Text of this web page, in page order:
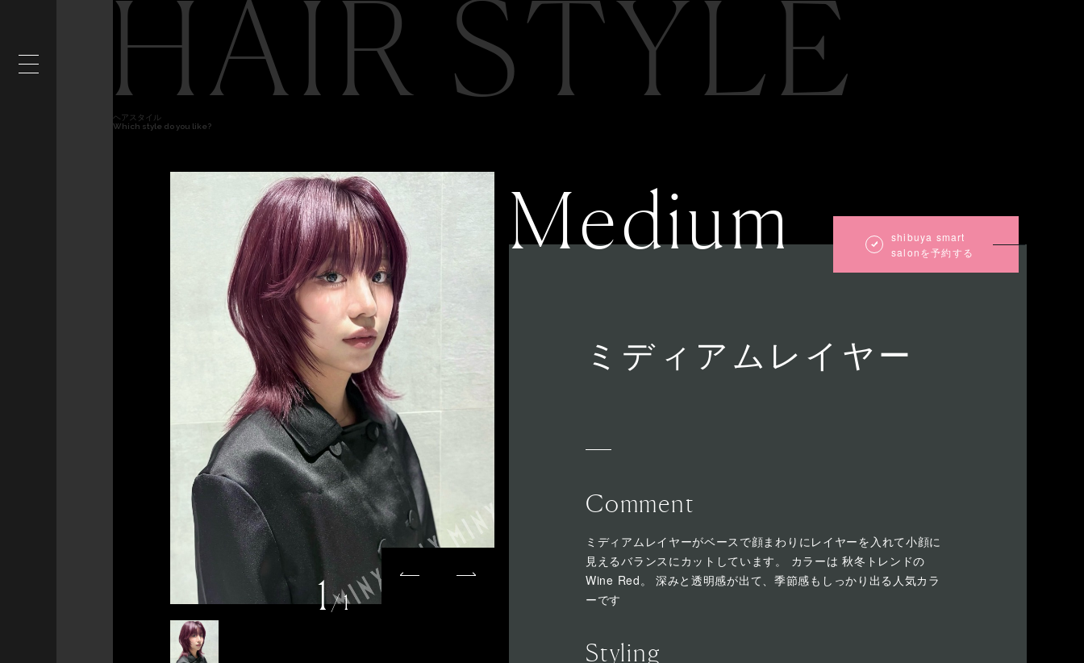
HAIR STYLE
ヘアスタイル
Which style do you like?
1/1
Medium
shibuya smart
salonを予約する
ミディアムレイヤー
Comment
ミディアムレイヤーがベースで顔まわりにレイヤーを入れて小顔に
見えるバランスにカットしています。 カラーは 秋冬トレンドの
Wine Red。 深みと透明感が出て、季節感もしっかり出る人気カラ
ーです
Styling